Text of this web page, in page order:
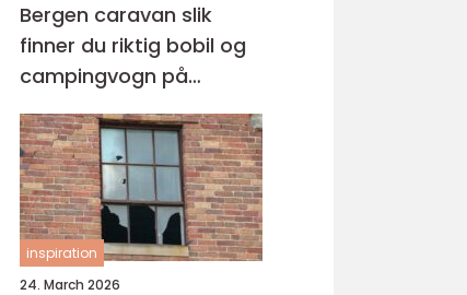
Bergen caravan slik
finner du riktig bobil og
campingvogn på
vestlandet
inspiration
24. March 2026